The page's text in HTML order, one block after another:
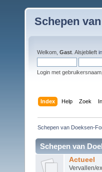
Schepen
Welkom, Gast . Alsjeblieft
Login met
Index Help Zoek
Schepen van Doeksen-
Schepen van
Actueel
Vervallen/